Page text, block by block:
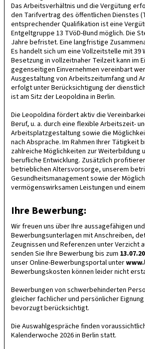
Das Arbeitsverhältnis und die Vergütung
den Tarifvertrag des öffentlichen Dienstes
entsprechender Qualifikation ist eine
Entgeltgruppe 13 TVöD-Bund möglich. Die
Jahre befristet. Eine langfristige
Es handelt sich um eine Vollzeitstelle mit 39
Besetzung in vollzeitnaher Teilzeit kann im
gegenseitigen Einvernehmen vereinbart
Ausgestaltung von Arbeitszeitumfang und
erfolgt unter Berücksichtigung der
ist am Sitz der Leopoldina in Berlin.
Die Leopoldina fördert aktiv die
Beruf, u. a. durch eine flexible Arbeitszeit-
Arbeitsplatzgestaltung sowie die
nach Absprache. Im Rahmen Ihrer Tätigkeit
zahlreiche Möglichkeiten zur Weiterbildung
berufliche Entwicklung. Zusätzlich
betrieblichen Altersvorsorge, unserem
Gesundheitsmanagement sowie der
vermögenswirksamen Leistungen und
Ihre Bewerbung:
Wir freuen uns über Ihre aussagefähigen
Bewerbungsunterlagen mit Anschreiben,
Zeugnissen und Referenzen unter Verzicht
senden Sie Ihre Bewerbung bis zum
unser Online-Bewerbungsportal unter
Bewerbungskosten können leider nicht
Bewerbungen von schwerbehinderten
gleicher fachlicher und persönlicher
bevorzugt berücksichtigt.
Die Auswahlgespräche finden
Kalenderwoche 2026 in Berlin statt.